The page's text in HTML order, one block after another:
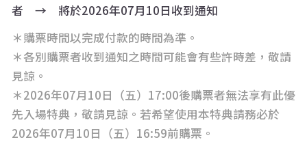
者 → 將於2026年07月10日收到通知
＊購票時間以完成付款的時間為準。
＊各別購票者收到通知之時間可能會有些許時差，敬請
見諒。
＊2026年07月10日（五）17:00後購票者無法享有此優
先入場特典，敬請見諒。若希望使用本特典請務必於
2026年07月10日（五）16:59前購票。